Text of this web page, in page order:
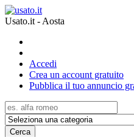
Usato.it - Aosta
Accedi
Crea un account gratuito
Pubblica il tuo annuncio
Cerca